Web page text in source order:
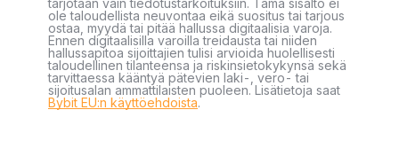
tarjotaan vain tiedotustarkoituksiin. Tämä sisältö ei
ole taloudellista neuvontaa eikä suositus tai tarjous
ostaa, myydä tai pitää hallussa digitaalisia varoja.
Ennen digitaalisilla varoilla treidausta tai niiden
hallussapitoa sijoittajien tulisi arvioida huolellisesti
taloudellinen tilanteensa ja riskinsietokykynsä sekä
tarvittaessa kääntyä pätevien laki-, vero- tai
sijoitusalan ammattilaisten puoleen. Lisätietoja saat
Bybit EU:n käyttöehdoista.